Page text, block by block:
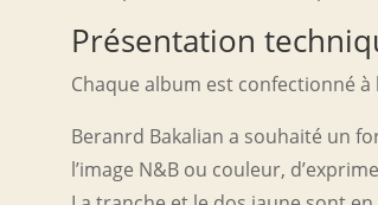
Présentation
Chaque album est confectionné
Beranrd Bakalian a souhaité un
l’image N&B ou couleur,